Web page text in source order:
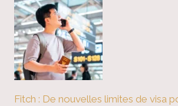
Fitch : De nouvelles limites de visa